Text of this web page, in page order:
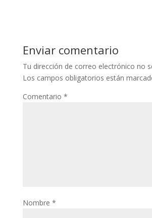
Enviar comentario
Tu dirección de correo electrónico no
Los campos obligatorios están
Comentario *
Nombre *